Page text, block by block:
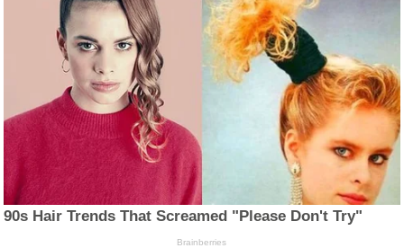
90s Hair Trends That Screamed "Please Don't Try"
Brainberries